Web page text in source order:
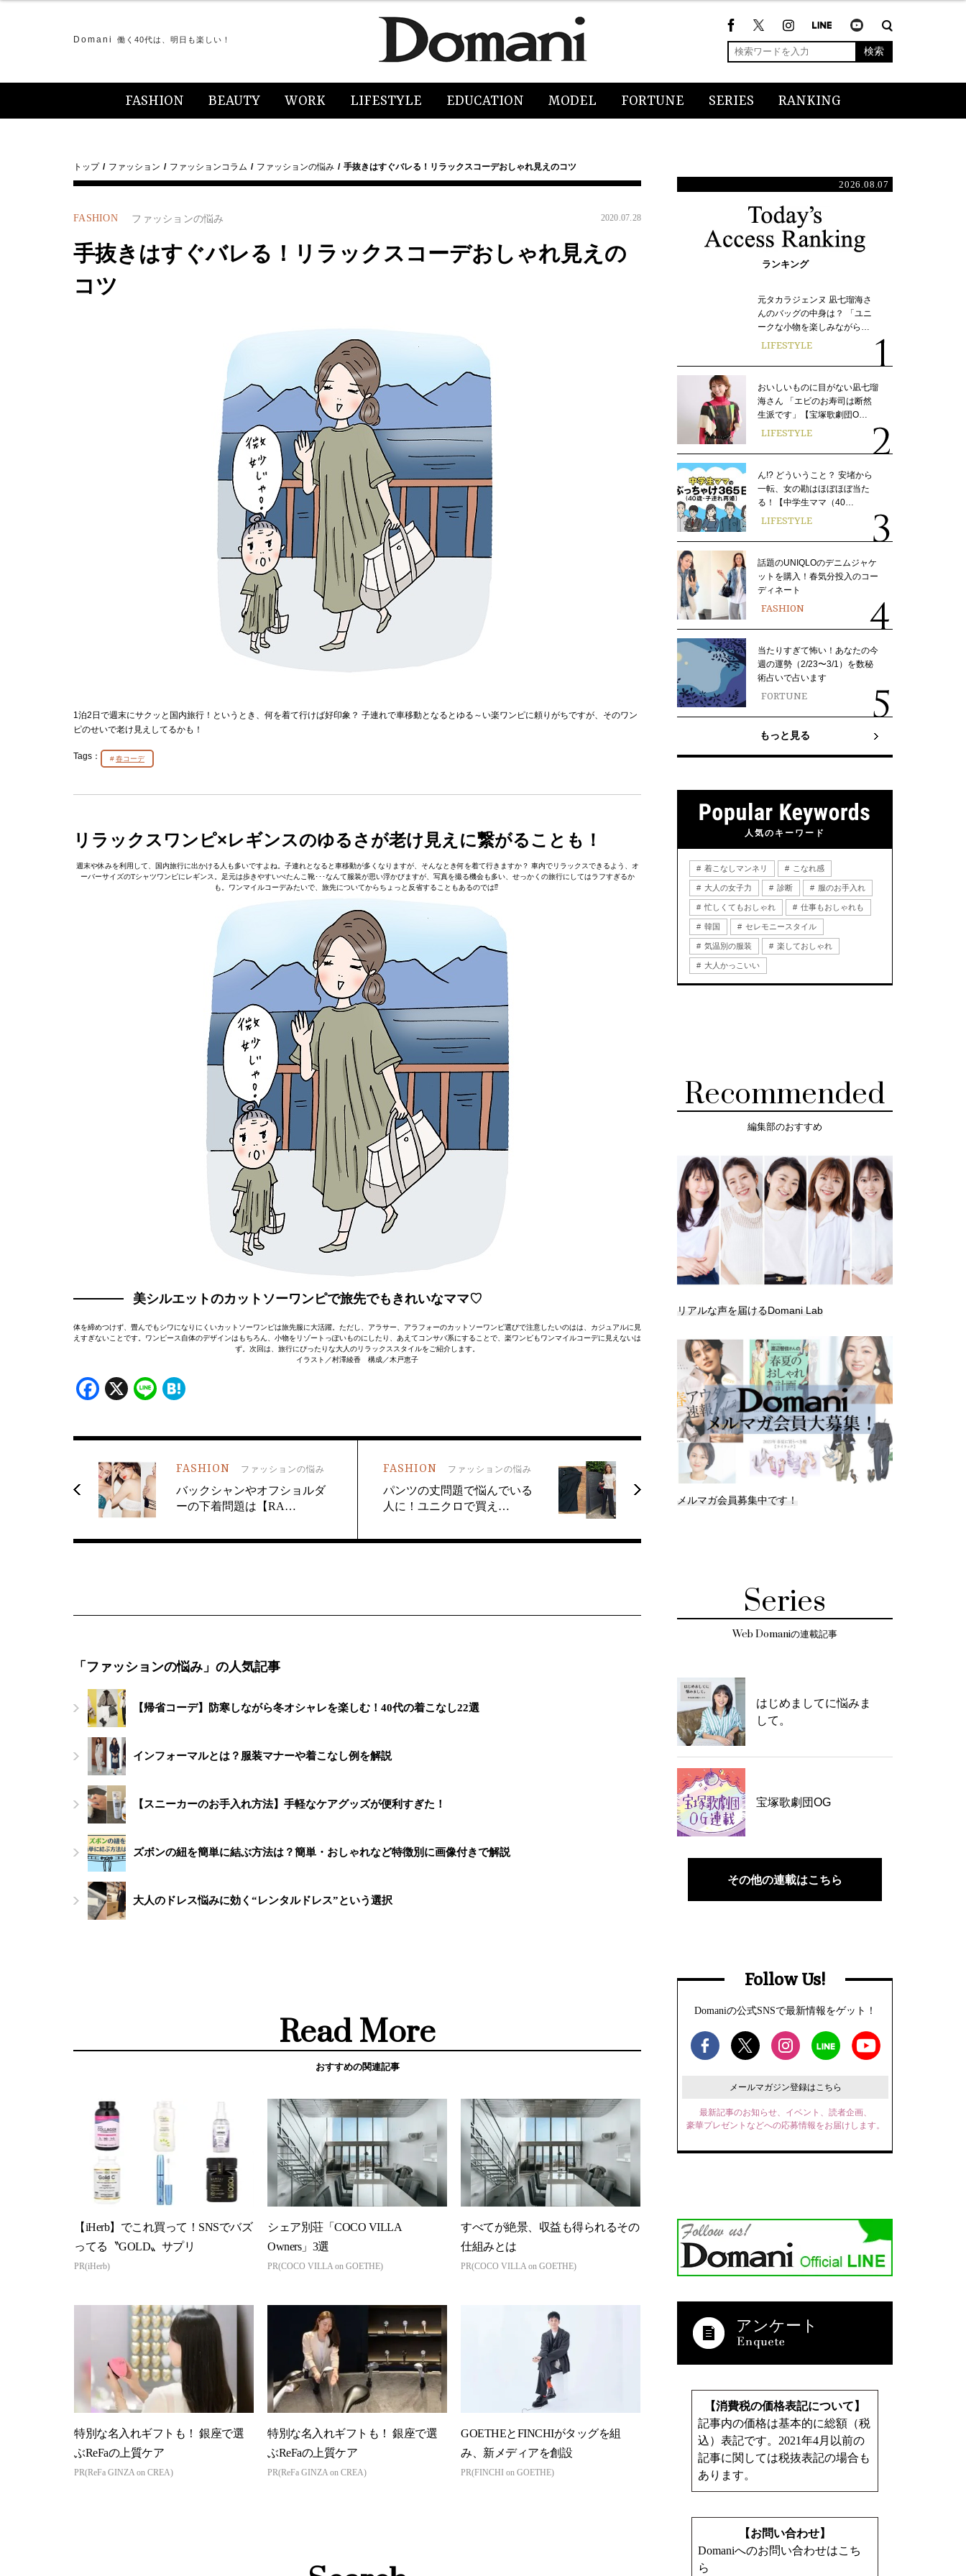
Domani 働く40代は、明日も楽しい！
検索
FASHION BEAUTY WORK LIFESTYLE EDUCATION MODEL FORTUNE SERIES RANKING
トップ ファッション ファッションコラム ファッションの悩み 手抜きはすぐバレる！リラックスコーデおしゃれ見えのコツ
FASHION ファッションの悩み 2020.07.28
手抜きはすぐバレる！リラックスコーデおしゃれ見えの
コツ
1泊2日で週末にサクッと国内旅行！というとき、何を着て行けば好印象？ 子連れで車移動となるとゆる～い楽ワンピに頼りがちですが、そのワン
ピのせいで老け見えしてるかも！
Tags： 春コーデ
リラックスワンピ×レギンスのゆるさが老け見えに繋がることも！
週末や休みを利用して、国内旅行に出かける人も多いですよね。子連れとなると車移動が多くなりますが、そんなとき何を着て行きますか？ 車内でリラックスできるよう、オ
ーバーサイズのTシャツワンピにレギンス。足元は歩きやすいぺたんこ靴･･･なんて服装が思い浮かびますが、写真を撮る機会も多い、せっかくの旅行にしてはラフすぎるか
も。ワンマイルコーデみたいで、旅先についてからちょっと反省することもあるのでは⁉
美シルエットのカットソーワンピで旅先でもきれいなママ♡
体を締めつけず、畳んでもシワになりにくいカットソーワンピは旅先服に大活躍。ただし、アラサー、アラフォーのカットソーワンピ選びで注意したいのはは、カジュアルに見
えすぎないことです。ワンピース自体のデザインはもちろん、小物をリゾートっぽいものにしたり、あえてコンサバ系にすることで、楽ワンピもワンマイルコーデに見えないは
ず。次回は、旅行にぴったりな大人のリラックススタイルをご紹介します。
イラスト／村澤綾香 構成／木戸恵子
Facebook
X Line
FASHION ファッションの悩み
バックシャンやオフショルダ
ーの下着問題は【RA…
FASHION ファッションの悩み
パンツの丈問題で悩んでいる
人に！ユニクロで買え…
「ファッションの悩み」の人気記事
【帰省コーデ】防寒しながら冬オシャレを楽しむ！40代の着こなし22選
インフォーマルとは？服装マナーや着こなし例を解説
【スニーカーのお手入れ方法】手軽なケアグッズが便利すぎた！
ズボンの紐を簡単に結ぶ方法は？簡単・おしゃれなど特徴別に画像付きで解説
大人のドレス悩みに効く“レンタルドレス”という選択
Read More
おすすめの関連記事
【iHerb】でこれ買って！SNSでバズ
ってる〝GOLD〟サプリ
PR(iHerb)
シェア別荘「COCO VILLA
Owners」3選
PR(COCO VILLA on GOETHE)
すべてが絶景、収益も得られるその
仕組みとは
PR(COCO VILLA on GOETHE)
特別な名入れギフトも！ 銀座で選
ぶReFaの上質ケア
PR(ReFa GINZA on CREA)
特別な名入れギフトも！ 銀座で選
ぶReFaの上質ケア
PR(ReFa GINZA on CREA)
GOETHEとFINCHIがタッグを組
み、新メディアを創設
PR(FINCHI on GOETHE)
2026.08.07
ランキング
元タカラジェンヌ 凪七瑠海さ
んのバッグの中身は？ 「ユニ
ークな小物を楽しみながら…
LIFESTYLE
おいしいものに目がない凪七瑠
海さん 「エビのお寿司は断然
生派です」【宝塚歌劇団O…
LIFESTYLE
ん!? どういうこと？ 安堵から
一転、女の勘はほぼほぼ当た
る！【中学生ママ（40…
LIFESTYLE
話題のUNIQLOのデニムジャケ
ットを購入！春気分投入のコー
ディネート
FASHION
当たりすぎて怖い！あなたの今
週の運勢（2/23〜3/1）を数秘
術占いで占います
FORTUNE
もっと見る
人気のキーワード
着こなしマンネリ こなれ感
大人の女子力 診断 服のお手入れ
忙しくてもおしゃれ 仕事もおしゃれも
韓国 セレモニースタイル
気温別の服装 楽しておしゃれ
大人かっこいい
Recommended
編集部のおすすめ
リアルな声を届けるDomani Lab
メルマガ会員募集中です！
Series
Web Domaniの連載記事
はじめましてに悩みま
して。
宝塚歌劇団OG
その他の連載はこちら
Follow Us!
Domaniの公式SNSで最新情報をゲット！
メールマガジン登録はこちら
最新記事のお知らせ、イベント、読者企画、
豪華プレゼントなどへの応募情報をお届けします。
アンケート
【消費税の価格表記について】
記事内の価格は基本的に総額（税
込）表記です。2021年4月以前の
記事に関しては税抜表記の場合も
あります。
【お問い合わせ】
Domaniへのお問い合わせはこち
ら